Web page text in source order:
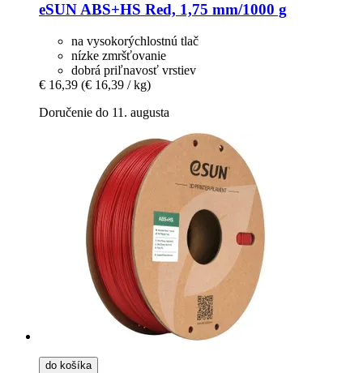
eSUNABS+HS Red, 1,75 mm/1000 g
na vysokorýchlostnú tlač
nízke zmršťovanie
dobrá priľnavosť vrstiev
€ 16,39 (€ 16,39 / kg)
Doručenie do 11. augusta
do košíka